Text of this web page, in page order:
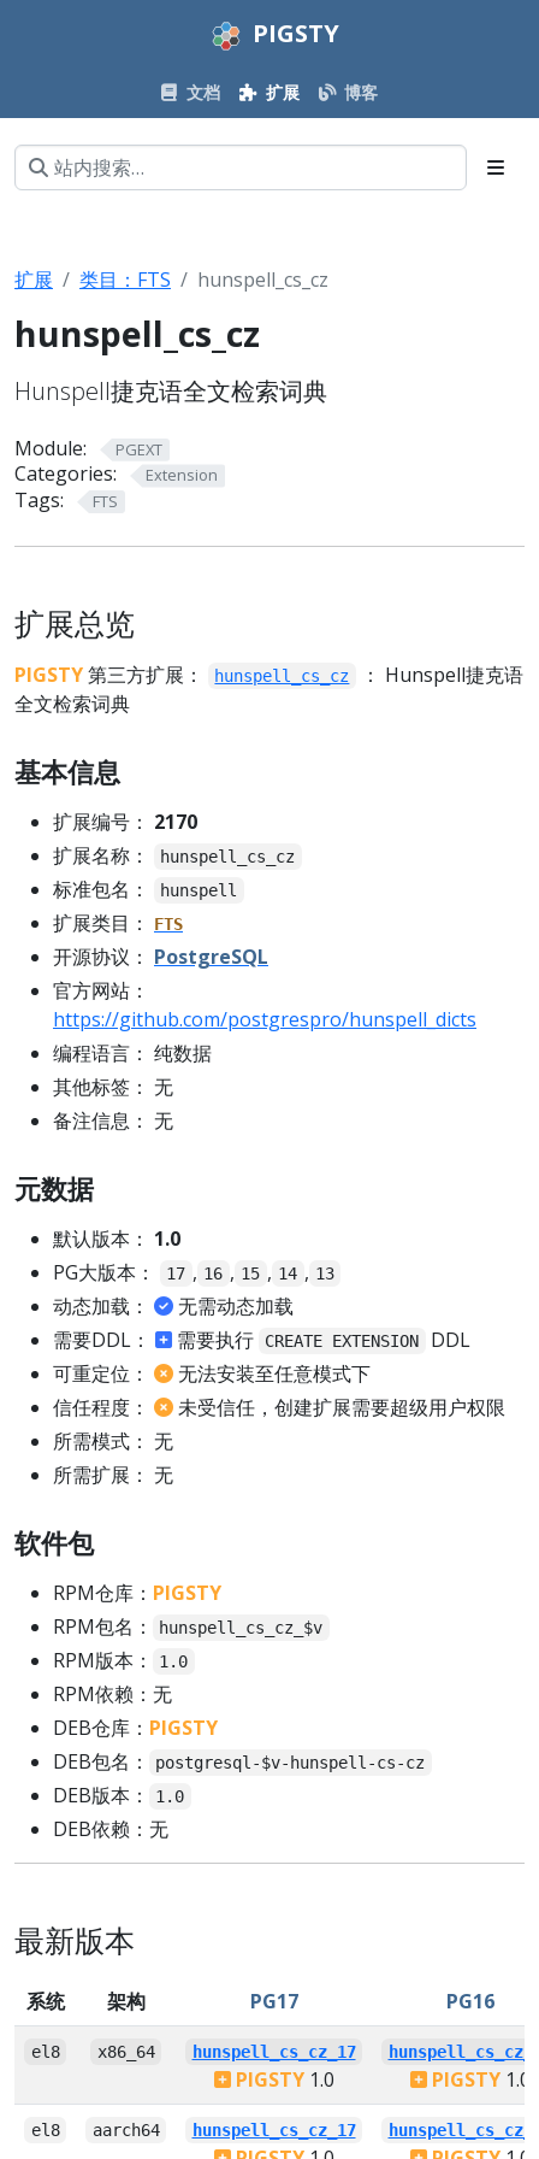
PIGSTY
文档 扩展 博客
扩展 类目：FTS hunspell_cs_cz
hunspell_cs_cz
Hunspell捷克语全文检索词典
Module: PGEXT
Categories: Extension
Tags: FTS
扩展总览
PIGSTY第三方扩展： hunspell_cs_cz
： Hunspell捷克语
全文检索词典
基本信息
扩展编号： 2170
扩展名称：
hunspell_cs_cz
标准包名： hunspell
扩展类目： FTS
开源协议： PostgreSQL
官方网站：
https://github.com/postgrespro/hunspell_dicts
编程语言： 纯数据
其他标签： 无
备注信息： 无
元数据
默认版本： 1.0
PG大版本：
17 , 16 , 15 , 14 , 13
动态加载：
无需动态加载
需要DDL：
需要执行 CREATE EXTENSION
DDL
可重定位：
无法安装至任意模式下
信任程度：
未受信任，创建扩展需要超级用户权限
所需模式： 无
所需扩展： 无
软件包
RPM仓库： PIGSTY
RPM包名：
hunspell_cs_cz_$v
RPM版本： 1.0
RPM依赖：无
DEB仓库： PIGSTY
DEB包名：
postgresql-$v-hunspell-cs-cz
DEB版本： 1.0
DEB依赖：无
最新版本
系统 架构 PG17 PG16
el8 x86_64 hunspell_cs_cz_17
PIGSTY1.0 PIGSTY1.0
el8 aarch64 hunspell_cs_cz_17